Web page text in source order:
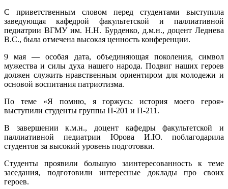
С приветственным словом перед студентами выступила
заведующая кафедрой факультетской и паллиативной
педиатрии ВГМУ им. Н.Н. Бурденко, д.м.н., доцент Леднева
В.С., была отмечена высокая ценность конференции.
9 мая — особая дата, объединяющая поколения, символ
мужества и силы духа нашего народа. Подвиг наших героев
должен служить нравственным ориентиром для молодежи и
основой воспитания патриотизма.
По теме «Я помню, я горжусь: история моего героя»
выступили студенты группы П-201 и П-211.
В завершении к.м.н., доцент кафедры факультетской и
паллиативной педиатрии Юрова И.Ю. поблагодарила
студентов за высокий уровень подготовки.
Студенты проявили большую заинтересованность к теме
заседания, подготовили интересные доклады про своих
героев.